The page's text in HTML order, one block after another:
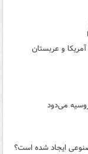
و عربستان
می‌دود
ایجاد شده است؟